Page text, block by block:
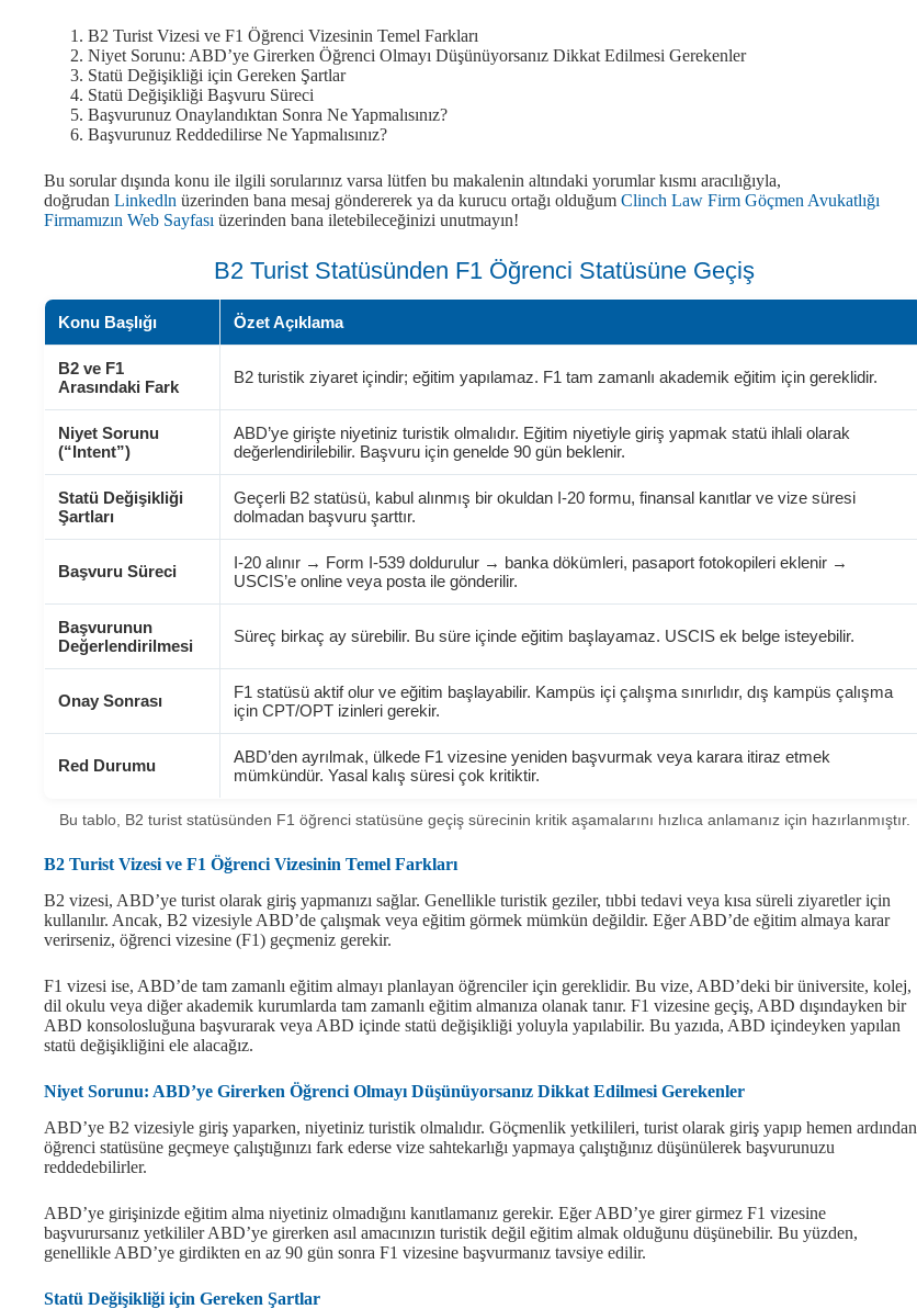
B2 Turist Vizesi ve F1 Öğrenci Vizesinin Temel Farkları
Niyet Sorunu: ABD’ye Girerken Öğrenci Olmayı Düşünüyorsanız Dikkat Edilmesi Gerekenler
Statü Değişikliği için Gereken Şartlar
Statü Değişikliği Başvuru Süreci
Başvurunuz Onaylandıktan Sonra Ne Yapmalısınız?
Başvurunuz Reddedilirse Ne Yapmalısınız?
Bu sorular dışında konu ile ilgili sorularınız varsa lütfen bu makalenin altındaki yorumlar kısmı aracılığıyla,
doğrudan Linkedln üzerinden bana mesaj göndererek ya da kurucu ortağı olduğum Clinch Law Firm Göçmen Avukatlığı
Firmamızın Web Sayfası üzerinden bana iletebileceğinizi unutmayın!
B2 Turist Statüsünden F1 Öğrenci Statüsüne Geçiş
Konu Başlığı Özet Açıklama
B2 ve F1
Arasındaki Fark
B2 turistik ziyaret içindir; eğitim yapılamaz. F1 tam zamanlı akademik eğitim için gereklidir.
Niyet Sorunu
(“Intent”)
ABD’ye girişte niyetiniz turistik olmalıdır. Eğitim niyetiyle giriş yapmak statü ihlali olarak
değerlendirilebilir. Başvuru için genelde 90 gün beklenir.
Statü Değişikliği
Şartları
Geçerli B2 statüsü, kabul alınmış bir okuldan I-20 formu, finansal kanıtlar ve vize süresi
dolmadan başvuru şarttır.
Başvuru Süreci
I-20 alınır → Form I-539 doldurulur → banka dökümleri, pasaport fotokopileri eklenir →
USCIS’e online veya posta ile gönderilir.
Başvurunun
Değerlendirilmesi
Süreç birkaç ay sürebilir. Bu süre içinde eğitim başlayamaz. USCIS ek belge isteyebilir.
Onay Sonrası
F1 statüsü aktif olur ve eğitim başlayabilir. Kampüs içi çalışma sınırlıdır, dış kampüs çalışma
için CPT/OPT izinleri gerekir.
Red Durumu
ABD’den ayrılmak, ülkede F1 vizesine yeniden başvurmak veya karara itiraz etmek
mümkündür. Yasal kalış süresi çok kritiktir.
Bu tablo, B2 turist statüsünden F1 öğrenci statüsüne geçiş sürecinin kritik aşamalarını hızlıca anlamanız için hazırlanmıştır.
B2 Turist Vizesi ve F1 Öğrenci Vizesinin Temel Farkları
B2 vizesi, ABD’ye turist olarak giriş yapmanızı sağlar. Genellikle turistik geziler, tıbbi tedavi veya kısa süreli ziyaretler için
kullanılır. Ancak, B2 vizesiyle ABD’de çalışmak veya eğitim görmek mümkün değildir. Eğer ABD’de eğitim almaya karar
verirseniz, öğrenci vizesine (F1) geçmeniz gerekir.
F1 vizesi ise, ABD’de tam zamanlı eğitim almayı planlayan öğrenciler için gereklidir. Bu vize, ABD’deki bir üniversite, kolej,
dil okulu veya diğer akademik kurumlarda tam zamanlı eğitim almanıza olanak tanır. F1 vizesine geçiş, ABD dışındayken bir
ABD konsolosluğuna başvurarak veya ABD içinde statü değişikliği yoluyla yapılabilir. Bu yazıda, ABD içindeyken yapılan
statü değişikliğini ele alacağız.
Niyet Sorunu: ABD’ye Girerken Öğrenci Olmayı Düşünüyorsanız Dikkat Edilmesi Gerekenler
ABD’ye B2 vizesiyle giriş yaparken, niyetiniz turistik olmalıdır. Göçmenlik yetkilileri, turist olarak giriş yapıp hemen ardından
öğrenci statüsüne geçmeye çalıştığınızı fark ederse vize sahtekarlığı yapmaya çalıştığınız düşünülerek başvurunuzu
reddedebilirler.
ABD’ye girişinizde eğitim alma niyetiniz olmadığını kanıtlamanız gerekir. Eğer ABD’ye girer girmez F1 vizesine
başvurursanız yetkililer ABD’ye girerken asıl amacınızın turistik değil eğitim almak olduğunu düşünebilir. Bu yüzden,
genellikle ABD’ye girdikten en az 90 gün sonra F1 vizesine başvurmanız tavsiye edilir.
Statü Değişikliği için Gereken Şartlar